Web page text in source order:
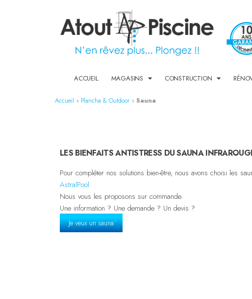
ACCUEIL MAGASINS CONSTRUCTION
Accueil » Plancha & Outdoor » Sauna
LES BIENFAITS ANTISTRESS DU SAUNA
Pour compléter nos solutions bien-être, nous avons choisi les
AstralPool
Nous vous les proposons sur commande.
Une information ? Une demande ? Un devis ?
Je veux un sauna